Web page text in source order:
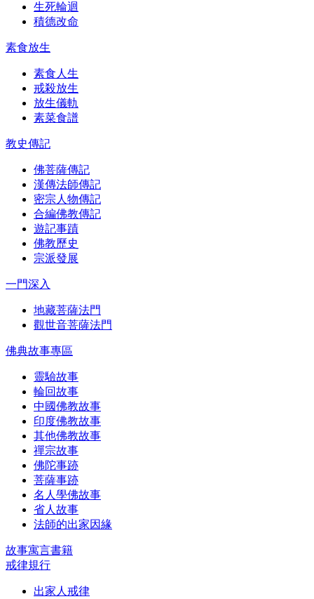
生死輪迴
積德改命
素食放生
素食人生
戒殺放生
放生儀軌
素菜食譜
教史傳記
佛菩薩傳記
漢傳法師傳記
密宗人物傳記
合編佛教傳記
遊記事蹟
佛教歷史
宗派發展
一門深入
地藏菩薩法門
觀世音菩薩法門
佛典故事專區
靈驗故事
輪回故事
中國佛教故事
印度佛教故事
其他佛教故事
禪宗故事
佛陀事跡
菩薩事跡
名人學佛故事
省人故事
法師的出家因緣
故事寓言書籍
戒律規行
出家人戒律